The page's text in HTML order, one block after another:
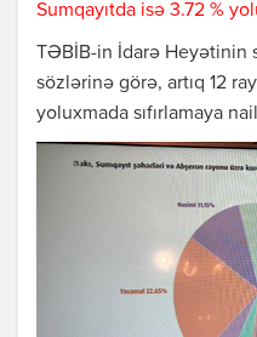
Sumqayıtda isə 3.72 %
TƏBİB-in İdarə Heyətinin
sözlərinə görə, artıq 12
yoluxmada sıfırlamaya